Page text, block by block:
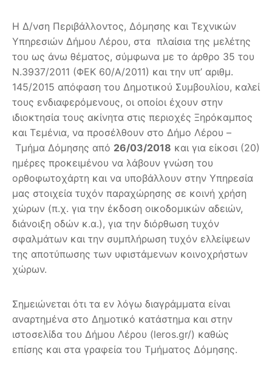
Η Δ/νση Περιβάλλοντος, Δόμησης και Τεχνικών
Υπηρεσιών Δήμου Λέρου, στα πλαίσια της μελέτης
του ως άνω θέματος, σύμφωνα με το άρθρο 35 του
Ν.3937/2011 (ΦΕΚ 60/Α/2011) και την υπ’ αριθμ.
145/2015 απόφαση του Δημοτικού Συμβουλίου, καλεί
τους ενδιαφερόμενους, οι οποίοι έχουν στην
ιδιοκτησία τους ακίνητα στις περιοχές Ξηρόκαμπος
και Τεμένια, να προσέλθουν στο Δήμο Λέρου –
Τμήμα Δόμησης από 26/03/2018 και για είκοσι (20)
ημέρες προκειμένου να λάβουν γνώση του
ορθοφωτοχάρτη και να υποβάλλουν στην Υπηρεσία
μας στοιχεία τυχόν παραχώρησης σε κοινή χρήση
χώρων (π.χ. για την έκδοση οικοδομικών αδειών,
διάνοιξη οδών κ.α.), για την διόρθωση τυχόν
σφαλμάτων και την συμπλήρωση τυχόν ελλείψεων
της αποτύπωσης των υφιστάμενων κοινοχρήστων
χώρων.
Σημειώνεται ότι τα εν λόγω διαγράμματα είναι
αναρτημένα στο Δημοτικό κατάστημα και στην
ιστοσελίδα του Δήμου Λέρου (leros.gr/) καθώς
επίσης και στα γραφεία του Τμήματος Δόμησης.